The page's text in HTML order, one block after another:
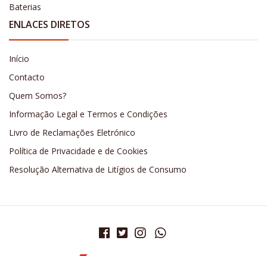
Baterias
ENLACES DIRETOS
Início
Contacto
Quem Somos?
Informação Legal e Termos e Condições
Livro de Reclamações Eletrónico
Política de Privacidade e de Cookies
Resolução Alternativa de Litígios de Consumo